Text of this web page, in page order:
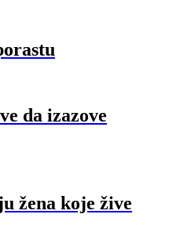
da izazove
žena koje žive